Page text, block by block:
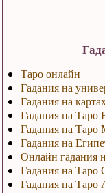
Таро онлайн
Гадания на
Гадания на
Гадания на Таро
Гадания на Таро
Гадания на
Онлайн гадания
Гадания на Таро
Гадания на Таро